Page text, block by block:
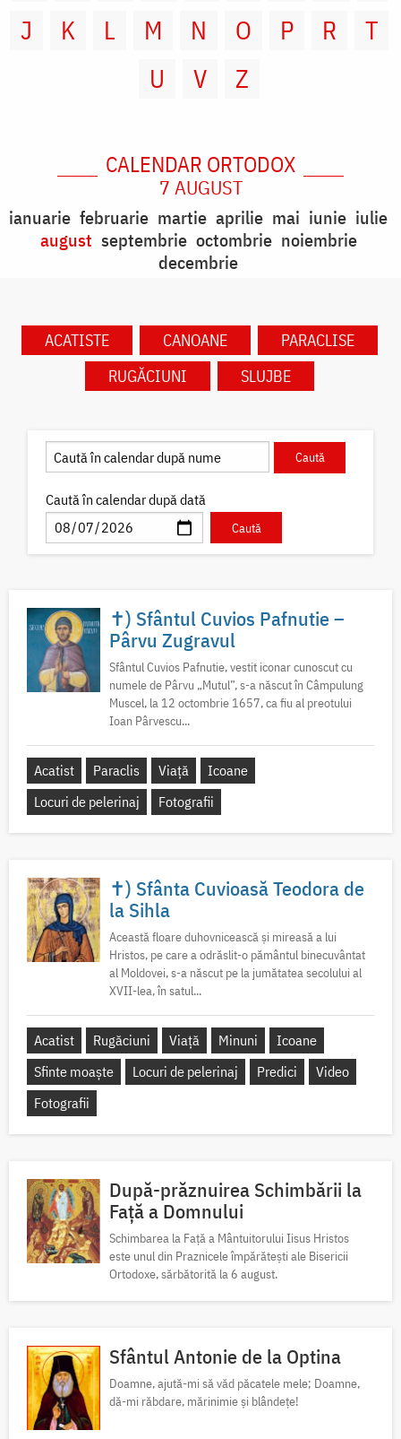
J
K L M N O P R
T
U
V Z
CALENDAR ORTODOX
7 AUGUST
ianuarie februarie martie aprilie mai iunie iulie
august septembrie octombrie noiembrie
decembrie
ACATISTE CANOANE
PARACLISE
RUGĂCIUNI
SLUJBE
Caută în calendar după dată
✝) Sfântul Cuvios Pafnutie –
Pârvu Zugravul
Sfântul Cuvios Pafnutie, vestit iconar cunoscut cu
numele de Pârvu „Mutul”, s-a născut în Câmpulung
Muscel, la 12 octombrie 1657, ca fiu al preotului
Ioan Pârvescu...
Acatist Paraclis Viață
Icoane
Locuri de pelerinaj
Fotografii
✝) Sfânta Cuvioasă Teodora de
la Sihla
Această floare duhovnicească și mireasă a lui
Hristos, pe care a odrăslit-o pământul binecuvântat
al Moldovei, s-a născut pe la jumătatea secolului al
XVII-lea, în satul...
Acatist Rugăciuni Viață Minuni
Icoane
Sfinte moaște
Locuri de pelerinaj Predici
Video
Fotografii
După-prăznuirea Schimbării la
Față a Domnului
Schimbarea la Față a Mântuitorului Iisus Hristos
este unul din Praznicele împărătești ale Bisericii
Ortodoxe, sărbătorită la 6 august.
Sfântul Antonie de la Optina
Doamne, ajută-mi să văd păcatele mele; Doamne,
dă-mi răbdare, mărinimie şi blândeţe!